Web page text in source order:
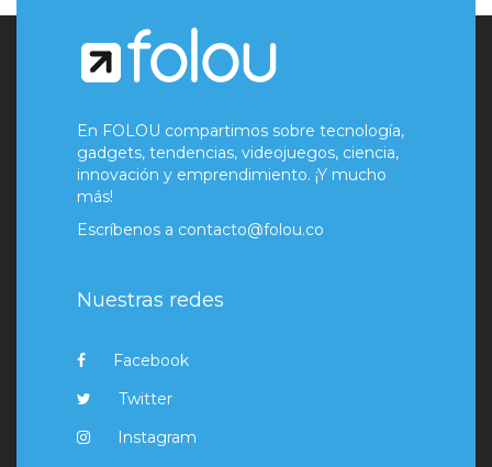
En FOLOU compartimos sobre tecnología,
gadgets, tendencias, videojuegos, ciencia,
innovación y emprendimiento. ¡Y mucho
más!
Escríbenos a contacto@folou.co
Nuestras redes
Facebook
Twitter
Instagram